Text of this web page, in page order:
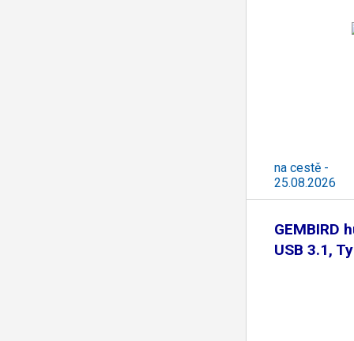
na cestě -
25.08.2026
GEMBIRD
USB 3.1,